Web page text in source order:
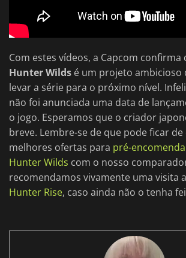
Com estes vídeos, a Capcom confirma
Hunter Wilds é um projeto ambicioso
levar a série para o próximo nível.
não foi anunciada uma data de
o jogo. Esperamos que o criador
breve. Lembre-se de que pode ficar
melhores ofertas para pré-
Hunter Wilds com o nosso
recomendamos vivamente uma visita
Hunter Rise, caso ainda não o tenha